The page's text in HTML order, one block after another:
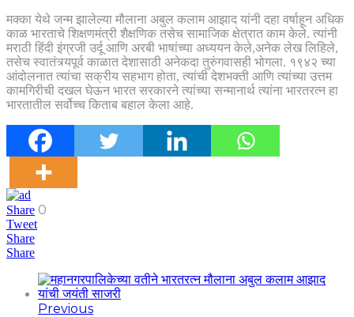
मक्का येथे जन्म झालेल्या मौलाना अबुल कलाम आझाद यांनी दहा वर्षाहून अधिक
काळ भारताचे शिक्षणमंत्री शैक्षणिक तसेच सामाजिक क्षेत्रात काम केले. त्यांनी
मराठी हिंदी इंग्रजी उर्दू आणि अरबी भाषांच्या अध्ययन केले,अनेक लेख लिहिले,
तसेच स्वातंत्र्यपूर्व काळात देशासाठी अनेकदा तुरुंगवासही भोगला. १९४२ च्या
आंदोलनात त्यांचा सक्रीय सहभाग होता, त्यांची देशभक्ती आणि त्यांच्या उत्तम
कामगिरीची दखल घेऊन भारत सरकारने त्यांच्या सन्मानार्थ त्यांना भारतरत्न हा
भारतातील सर्वोच्च किताब बहाल केला आहे.
Share 0
Tweet
Share
Share
Previous